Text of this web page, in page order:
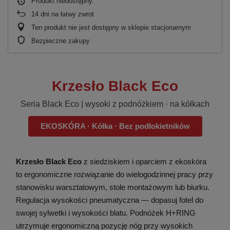
14 dni na łatwy zwrot
Ten produkt nie jest dostępny w sklepie stacjonarnym
Bezpieczne zakupy
Krzesło Black Eco
Seria Black Eco | wysoki z podnóżkiem · na kółkach
EKOSKÓRA · Kółka · Bez podłokietników
Krzesło Black Eco z siedziskiem i oparciem z ekoskóra
to ergonomiczne rozwiązanie do wielogodzinnej pracy przy
stanowisku warsztatowym, stole montażowym lub biurku.
Regulacja wysokości pneumatyczna — dopasuj fotel do
swojej sylwetki i wysokości blatu. Podnóżek H+RING
utrzymuje ergonomiczną pozycję nóg przy wysokich